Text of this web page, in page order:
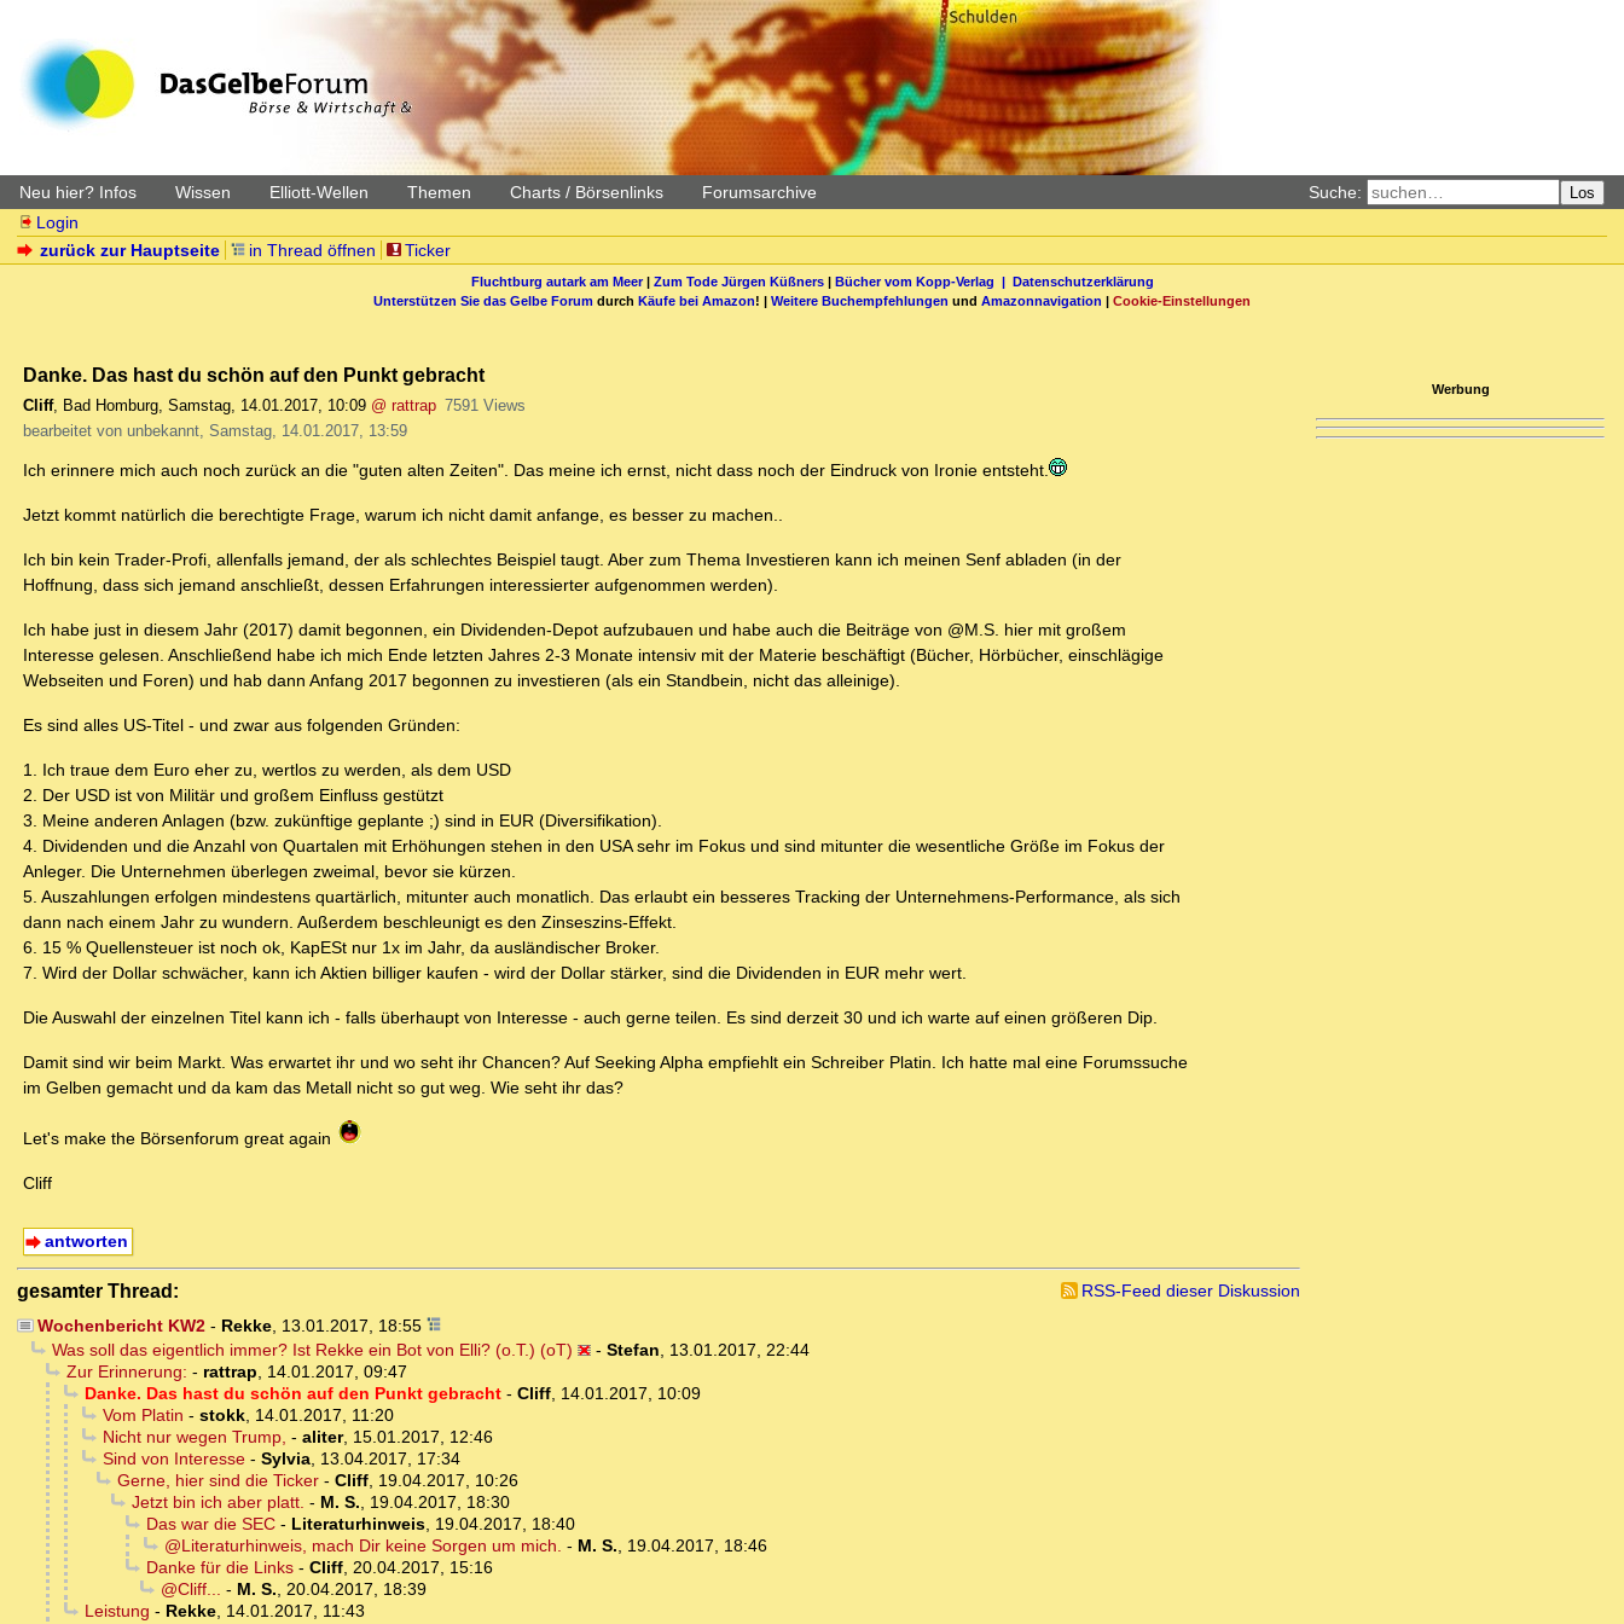
Neu hier? Infos Wissen Elliott-Wellen Themen Charts / Börsenlinks Forumsarchive Suche: Los
Login
zurück zur Hauptseite
in Thread öffnen Ticker
Fluchtburg autark am Meer| Zum Tode Jürgen Küßners| Bücher vom Kopp-Verlag | Datenschutzerklärung
Unterstützen Sie das Gelbe Forum durch Käufe bei Amazon! | Weitere Buchempfehlungen und Amazonnavigation | Cookie-Einstellungen
Danke. Das hast du schön auf den Punkt gebracht
Cliff, Bad Homburg, Samstag, 14.01.2017, 10:09 @ rattrap 7591 Views
bearbeitet von unbekannt, Samstag, 14.01.2017, 13:59
Ich erinnere mich auch noch zurück an die "guten alten Zeiten". Das meine ich ernst, nicht dass noch der Eindruck von Ironie entsteht.
Jetzt kommt natürlich die berechtigte Frage, warum ich nicht damit anfange, es besser zu machen..
Ich bin kein Trader-Profi, allenfalls jemand, der als schlechtes Beispiel taugt. Aber zum Thema Investieren kann ich meinen Senf abladen (in der
Hoffnung, dass sich jemand anschließt, dessen Erfahrungen interessierter aufgenommen werden).
Ich habe just in diesem Jahr (2017) damit begonnen, ein Dividenden-Depot aufzubauen und habe auch die Beiträge von @M.S. hier mit großem
Interesse gelesen. Anschließend habe ich mich Ende letzten Jahres 2-3 Monate intensiv mit der Materie beschäftigt (Bücher, Hörbücher, einschlägige
Webseiten und Foren) und hab dann Anfang 2017 begonnen zu investieren (als ein Standbein, nicht das alleinige).
Es sind alles US-Titel - und zwar aus folgenden Gründen:
1. Ich traue dem Euro eher zu, wertlos zu werden, als dem USD
2. Der USD ist von Militär und großem Einfluss gestützt
3. Meine anderen Anlagen (bzw. zukünftige geplante ;) sind in EUR (Diversifikation).
4. Dividenden und die Anzahl von Quartalen mit Erhöhungen stehen in den USA sehr im Fokus und sind mitunter die wesentliche Größe im Fokus der
Anleger. Die Unternehmen überlegen zweimal, bevor sie kürzen.
5. Auszahlungen erfolgen mindestens quartärlich, mitunter auch monatlich. Das erlaubt ein besseres Tracking der Unternehmens-Performance, als sich
dann nach einem Jahr zu wundern. Außerdem beschleunigt es den Zinseszins-Effekt.
6. 15 % Quellensteuer ist noch ok, KapESt nur 1x im Jahr, da ausländischer Broker.
7. Wird der Dollar schwächer, kann ich Aktien billiger kaufen - wird der Dollar stärker, sind die Dividenden in EUR mehr wert.
Die Auswahl der einzelnen Titel kann ich - falls überhaupt von Interesse - auch gerne teilen. Es sind derzeit 30 und ich warte auf einen größeren Dip.
Damit sind wir beim Markt. Was erwartet ihr und wo seht ihr Chancen? Auf Seeking Alpha empfiehlt ein Schreiber Platin. Ich hatte mal eine Forumssuche
im Gelben gemacht und da kam das Metall nicht so gut weg. Wie seht ihr das?
Let's make the Börsenforum great again
Cliff
antworten
gesamter Thread:
RSS-Feed dieser Diskussion
Wochenbericht KW2- Rekke, 13.01.2017, 18:55
Was soll das eigentlich immer? Ist Rekke ein Bot von Elli? (o.T.) (oT)
- Stefan, 13.01.2017, 22:44
Zur Erinnerung: - rattrap, 14.01.2017, 09:47
Danke. Das hast du schön auf den Punkt gebracht- Cliff, 14.01.2017, 10:09
Vom Platin - stokk, 14.01.2017, 11:20
Nicht nur wegen Trump, - aliter, 15.01.2017, 12:46
Sind von Interesse- Sylvia, 13.04.2017, 17:34
Gerne, hier sind die Ticker- Cliff, 19.04.2017, 10:26
Jetzt bin ich aber platt. - M. S., 19.04.2017, 18:30
Das war die SEC- Literaturhinweis, 19.04.2017, 18:40
@Literaturhinweis, mach Dir keine Sorgen um mich. - M. S., 19.04.2017, 18:46
Danke für die Links- Cliff, 20.04.2017, 15:16
@Cliff... - M. S., 20.04.2017, 18:39
Leistung - Rekke, 14.01.2017, 11:43
Werbung